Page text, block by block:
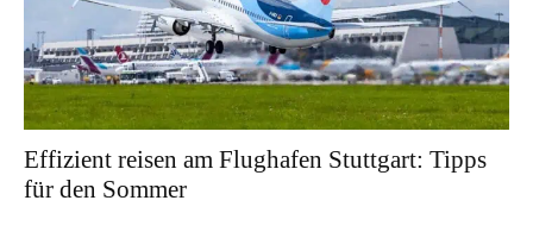
Effizient reisen am Flughafen Stuttgart: Tipps
für den Sommer